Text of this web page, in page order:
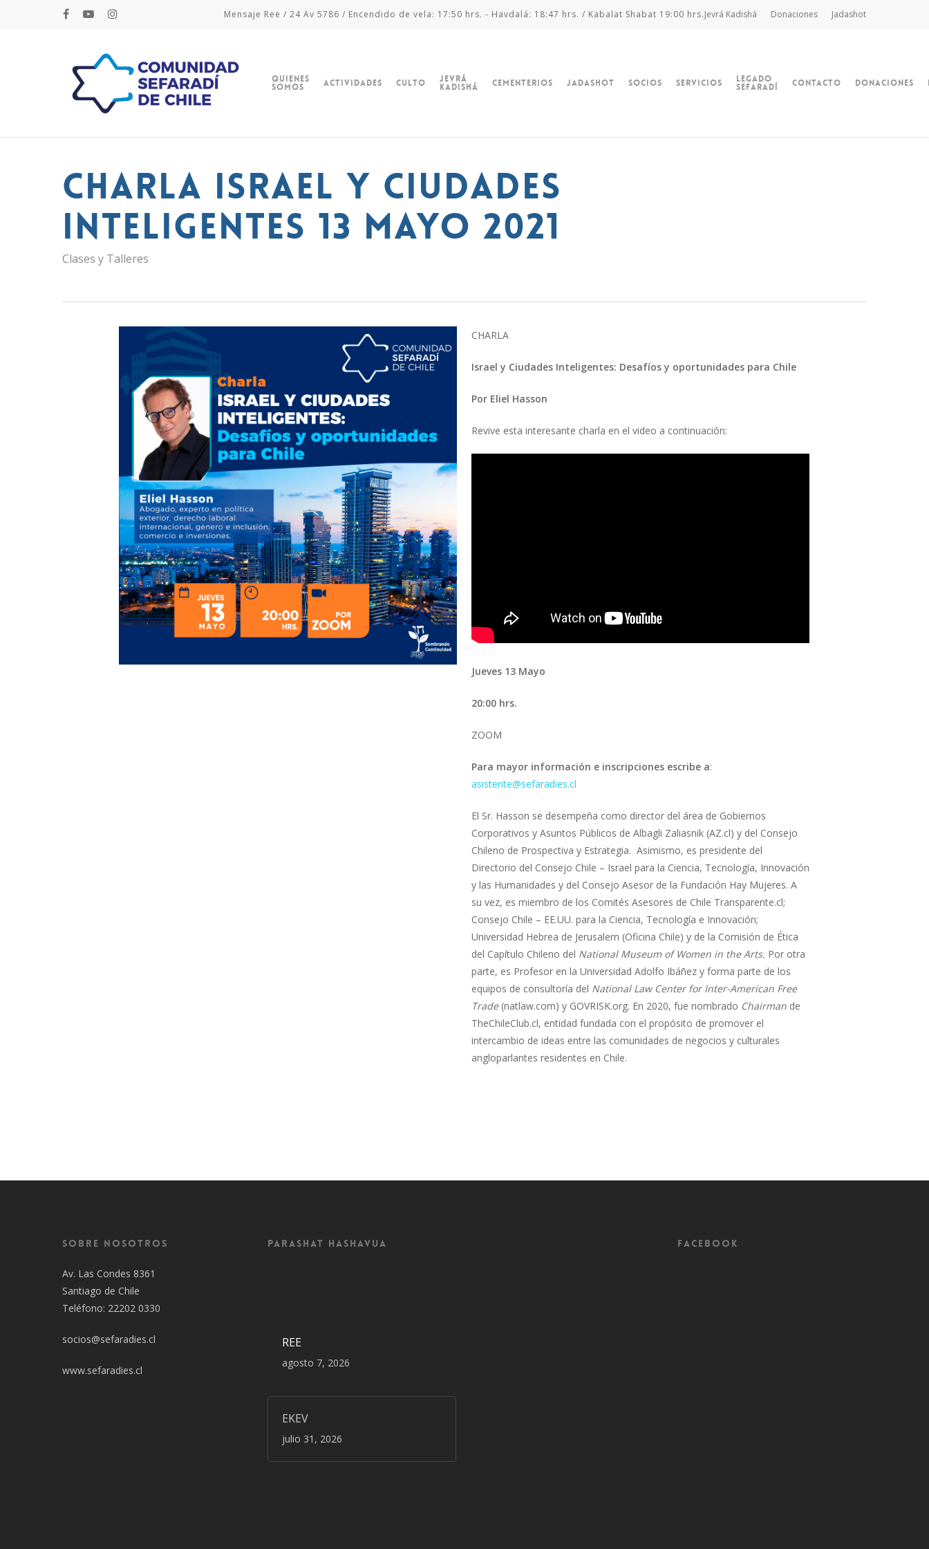
Mensaje Ree / 24 Av 5786 / Encendido de vela: 17:50 hrs. - Havdalá: 18:47 hrs. / Kabalat Shabat 19:00 hrs.Jevrá Kadishá Donaciones Jadashot
Hit enter to search or ESC to close
Quienes
Somos Actividades Culto Jevrá
Kadishá Cementerios Jadashot Socios Servicios Legado
Sefaradí Contacto Donaciones
CHARLA Israel y Ciudades
Inteligentes 13 mayo 2021
Clases y Talleres
CHARLA
Israel y Ciudades Inteligentes: Desafíos y oportunidades para Chile
Por Eliel Hasson
Revive esta interesante charla en el video a continuación:
Jueves 13 Mayo
20:00 hrs.
ZOOM
Para mayor información e inscripciones escribe a:
asistente@sefaradies.cl
El Sr. Hasson se desempeña como director del área de Gobiernos
Corporativos y Asuntos Públicos de Albagli Zaliasnik (AZ.cl) y del Consejo
Chileno de Prospectiva y Estrategia. Asimismo, es presidente del
Directorio del Consejo Chile – Israel para la Ciencia, Tecnología, Innovación
y las Humanidades y del Consejo Asesor de la Fundación Hay Mujeres. A
su vez, es miembro de los Comités Asesores de Chile Transparente.cl;
Consejo Chile – EE.UU. para la Ciencia, Tecnología e Innovación;
Universidad Hebrea de Jerusalem (Oficina Chile) y de la Comisión de Ética
del Capítulo Chileno del National Museum of Women in the Arts. Por otra
parte, es Profesor en la Universidad Adolfo Ibáñez y forma parte de los
equipos de consultoría del National Law Center for Inter-American Free
Trade(natlaw.com) y GOVRISK.org. En 2020, fue nombrado Chairman de
TheChileClub.cl, entidad fundada con el propósito de promover el
intercambio de ideas entre las comunidades de negocios y culturales
angloparlantes residentes en Chile.
Sobre Nosotros
Av. Las Condes 8361
Santiago de Chile
Teléfono: 22202 0330
socios@sefaradies.cl
www.sefaradies.cl
Parashat Hashavua
REE
agosto 7, 2026
EKEV
julio 31, 2026
Facebook